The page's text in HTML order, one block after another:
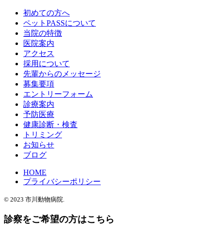
初めての方へ
ペットPASSについて
当院の特徴
医院案内
アクセス
採用について
先輩からのメッセージ
募集要項
エントリーフォーム
診療案内
予防医療
健康診断・検査
トリミング
お知らせ
ブログ
HOME
プライバシーポリシー
© 2023 市川動物病院.
診察をご希望の方はこちら